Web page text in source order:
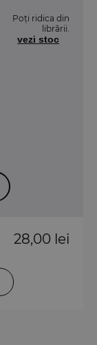
Poți ridica din
librării.
vezi stoc
28,00 lei